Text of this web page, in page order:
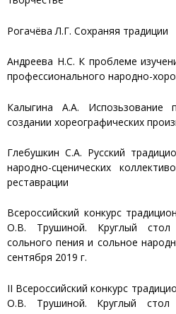
Рогачёва Л.Г. Сохраняя традиции
Андреева Н.С. К проблеме
профессионального народно-
Калыгина А.А. Испозьзование
создании хореографических
Глебушкин С.А. Русский
народно-сценических
реставрации
Всероссийский конкурс
О.В. Трушиной. Круглый стол
сольного пения и сольное
сентября 2019 г.
II Всероссийский конкурс
О.В. Трушиной. Круглый стол